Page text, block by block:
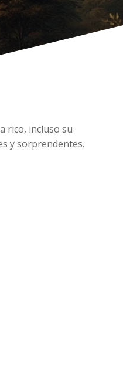
rico, incluso su
y sorprendentes.